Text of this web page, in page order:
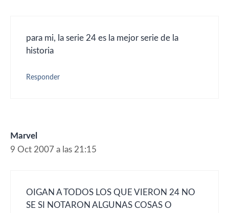
para mi, la serie 24 es la mejor serie de la
historia
Responder
Marvel
9 Oct 2007 a las 21:15
OIGAN A TODOS LOS QUE VIERON 24 NO
SE SI NOTARON ALGUNAS COSAS O